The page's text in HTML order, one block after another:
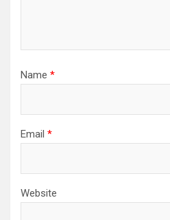
Name *
Email *
Website